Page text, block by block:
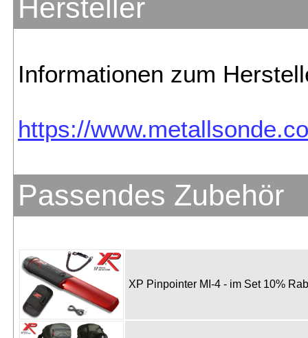
Hersteller
Informationen zum
https://
Passendes Zubehör
XP Pinpointer MI-4 - im Set 10%